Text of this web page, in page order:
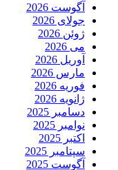
آگوست 2026
جولای 2026
ژوئن 2026
می 2026
آوریل 2026
مارس 2026
فوریه 2026
ژانویه 2026
دسامبر 2025
نوامبر 2025
اکتبر 2025
سپتامبر 2025
آگوست 2025